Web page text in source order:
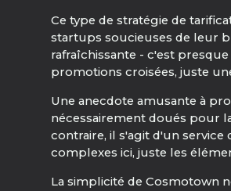
Ce type de stratégie de
startups soucieuses de leur
rafraîchissante - c'est
promotions croisées, juste
Une anecdote amusante à
nécessairement doués pour
contraire, il s'agit d'un
complexes ici, juste les
La simplicité de Cosmotown